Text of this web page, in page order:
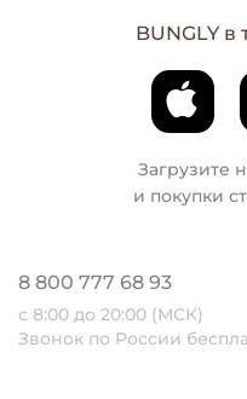
BUNGLY
Загрузите
и покупки
8 800 777 68 93
с 8:00 до 20:00 (МСК)
Звонок по России